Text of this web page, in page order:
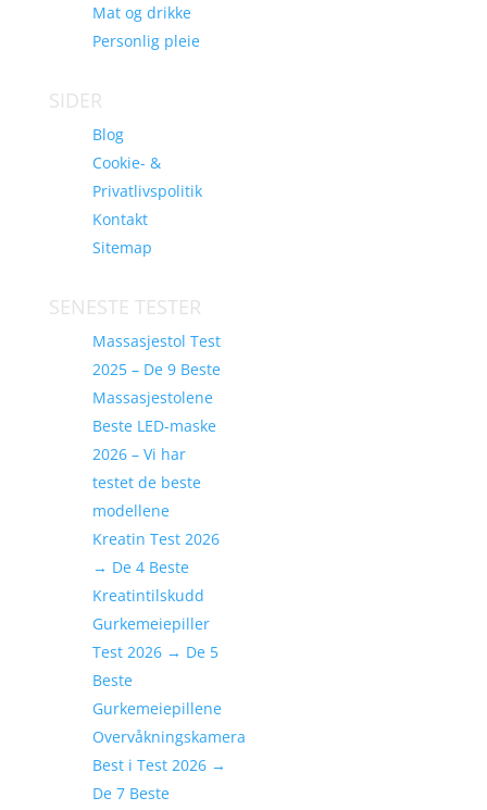
Mat og drikke
Personlig pleie
SIDER
Blog
Cookie- &
Privatlivspolitik
Kontakt
Sitemap
SENESTE TESTER
Massasjestol Test
2025 – De 9 Beste
Massasjestolene
Beste LED-maske
2026 – Vi har
testet de beste
modellene
Kreatin Test 2026
→ De 4 Beste
Kreatintilskudd
Gurkemeiepiller
Test 2026 → De 5
Beste
Gurkemeiepillene
Overvåkningskamera
Best i Test 2026 →
De 7 Beste